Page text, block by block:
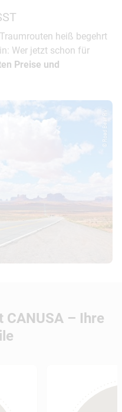
heiß begehrt
Wer jetzt schon für
Preise und
© Road Bear RV
– Ihre